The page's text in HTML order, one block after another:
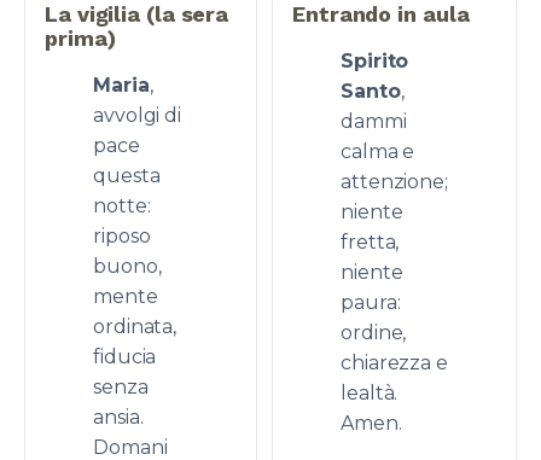
La vigilia (la sera
prima)
Maria,
avvolgi di
pace
questa
notte:
riposo
buono,
mente
ordinata,
fiducia
senza
ansia.
Domani
Entrando in aula
Spirito
Santo,
dammi
calma e
attenzione;
niente
fretta,
niente
paura:
ordine,
chiarezza e
lealtà.
Amen.